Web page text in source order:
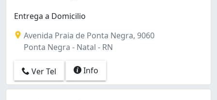
Entrega a Domicilio
Avenida Praia de Ponta Negra, 9060
Ponta Negra - Natal - RN
Ver Tel Info